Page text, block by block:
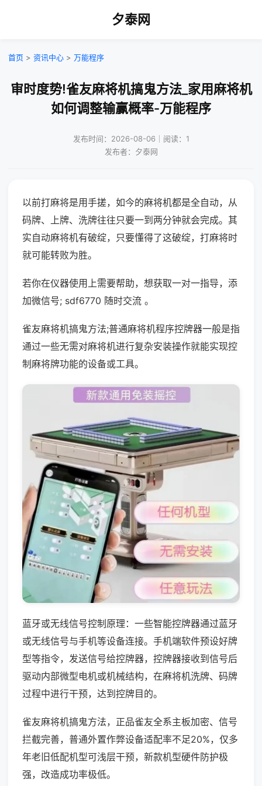
夕泰网
首页 > 资讯中心 > 万能程序
审时度势!雀友麻将机搞鬼方法_家用麻将机
如何调整输赢概率-万能程序
发布时间：2026-08-06｜阅读：1
发布者：夕泰网
以前打麻将是用手搓，如今的麻将机都是全自动，从
码牌、上牌、洗牌往往只要一到两分钟就会完成。其
实自动麻将机有破绽，只要懂得了这破绽，打麻将时
就可能转败为胜。
若你在仪器使用上需要帮助，想获取一对一指导，添
加微信号; sdf6770 随时交流 。
雀友麻将机搞鬼方法;普通麻将机程序控牌器一般是指
通过一些无需对麻将机进行复杂安装操作就能实现控
制麻将牌功能的设备或工具。
蓝牙或无线信号控制原理：一些智能控牌器通过蓝牙
或无线信号与手机等设备连接。手机端软件预设好牌
型等指令，发送信号给控牌器，控牌器接收到信号后
驱动内部微型电机或机械结构，在麻将机洗牌、码牌
过程中进行干预，达到控牌目的。
雀友麻将机搞鬼方法，正品雀友全系主板加密、信号
拦截完善，普通外置作弊设备适配率不足20%，仅多
年老旧低配机型可浅层干预，新款机型硬件防护极
强，改造成功率极低。